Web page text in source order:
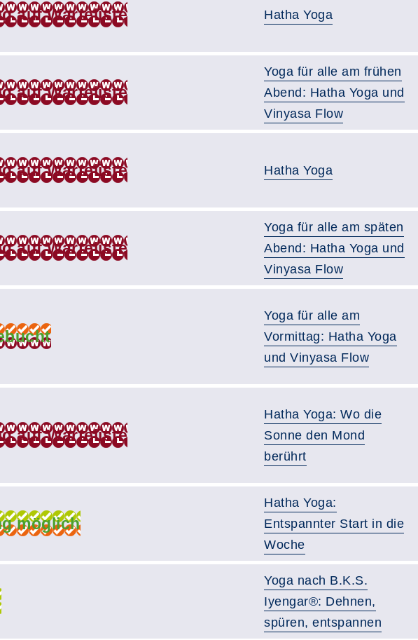
Hatha Yoga
Yoga für alle am frühen
Abend: Hatha Yoga und
Vinyasa Flow
Hatha Yoga
Yoga für alle am späten
Abend: Hatha Yoga und
Vinyasa Flow
Yoga für alle am
Vormittag: Hatha Yoga
und Vinyasa Flow
Hatha Yoga: Wo die
Sonne den Mond
berührt
Hatha Yoga:
Entspannter Start in die
Woche
Yoga nach B.K.S.
Iyengar®: Dehnen,
spüren, entspannen